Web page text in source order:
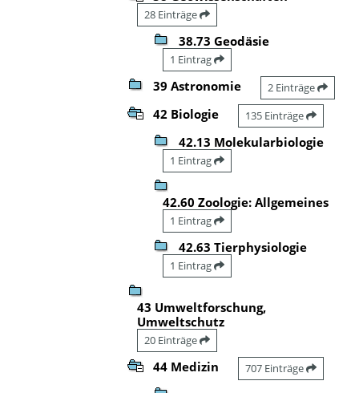
28 Einträge
38.73 Geodäsie
1 Eintrag
39 Astronomie 2 Einträge
42 Biologie 135 Einträge
42.13 Molekularbiologie
1 Eintrag
42.60 Zoologie: Allgemeines
1 Eintrag
42.63 Tierphysiologie
1 Eintrag
43 Umweltforschung,
Umweltschutz
20 Einträge
44 Medizin 707 Einträge